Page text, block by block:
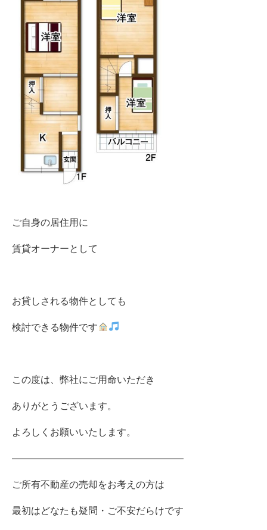
ご自身の居住用に
賃貸オーナーとして
お貸しされる物件としても
検討できる物件です
この度は、弊社にご用命いただき
ありがとうございます。
よろしくお願いいたします。
――――――――――――――――――
ご所有不動産の売却をお考えの方は
最初はどなたも疑問・ご不安だらけです